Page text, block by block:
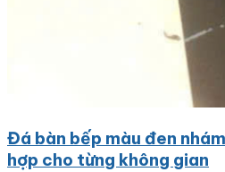
Đá bàn bếp màu đen
hợp cho từng không gian